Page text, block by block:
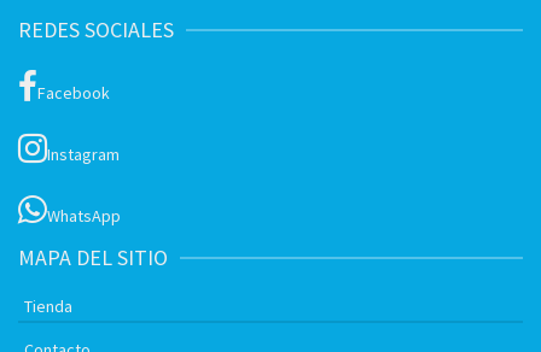
REDES SOCIALES
Facebook
Instagram
WhatsApp
MAPA DEL SITIO
Tienda